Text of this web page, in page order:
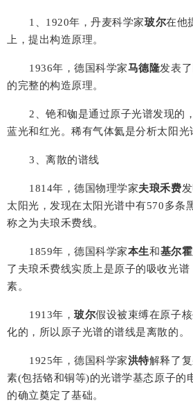
1 1920年，丹麦科学家玻尔在他
上，提出构造原理。
1936年，德国科学家马德隆发表
的完整的构造原理。
2 、铯和铷是通过原子光谱发现的
蓝光和红光。稀有气体氦是分析太阳光
3 、离散的谱线
1814年，德国物理学家夫琅禾费
太阳光，发现在太阳光谱中有570多条
称之为夫琅禾费线。
1859年，德国科学家本生和基尔
了夫琅禾费线实质上是原子的吸收光
素。
1913年，玻尔假设被束缚在原子
化的，所以原子光谱的谱线是离散的。
1925年，德国科学家洪特解释了
素(包括铬和铜等)的光谱学基态原子的
的确立奠定了基础。